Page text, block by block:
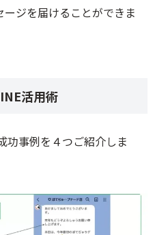
ジを届けることができま
活用術
功事例を４つご紹介しま